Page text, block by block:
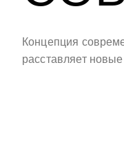
Концепция
расставляет